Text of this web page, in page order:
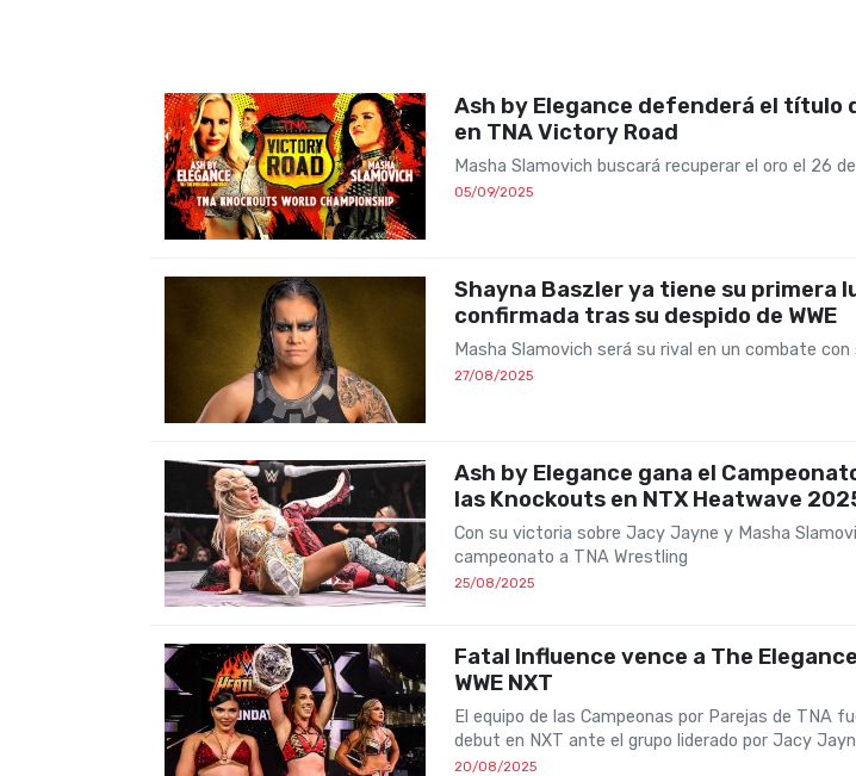
Ash by Elegance defenderá el título
en TNA Victory Road
Masha Slamovich buscará recuperar el oro el 26
05/09/2025
Shayna Baszler ya tiene su primera
confirmada tras su despido de WWE
Masha Slamovich será su rival en un combate con
27/08/2025
Ash by Elegance gana el
las Knockouts en NTX Heatwave
Con su victoria sobre Jacy Jayne y Masha
campeonato a TNA Wrestling
25/08/2025
Fatal Influence vence a The
WWE NXT
El equipo de las Campeonas por Parejas de TNA
debut en NXT ante el grupo liderado por Jacy
20/08/2025